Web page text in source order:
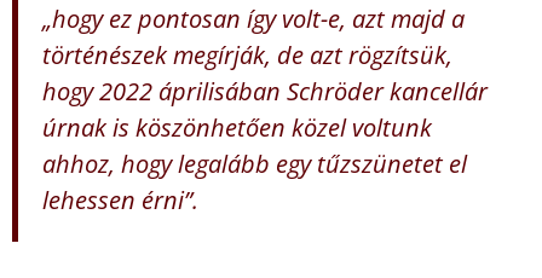
„hogy ez pontosan így volt-e, azt majd a
történészek megírják, de azt rögzítsük,
hogy 2022 áprilisában Schröder kancellár
úrnak is köszönhetően közel voltunk
ahhoz, hogy legalább egy tűzszünetet el
lehessen érni”.